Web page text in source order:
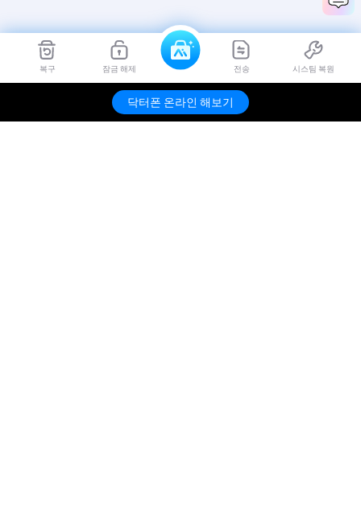
복구 잠금 해제 전송 시스팀 복원
닥터폰 온라인 해보기